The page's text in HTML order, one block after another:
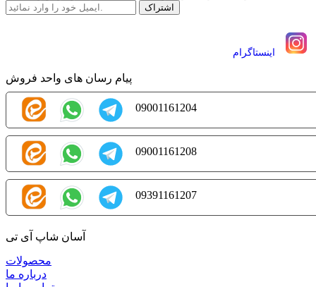
اينستاگرام
پیام رسان های واحد فروش
09001161204
09001161208
09391161207
آسان شاپ آی تی
محصولات
درباره ما